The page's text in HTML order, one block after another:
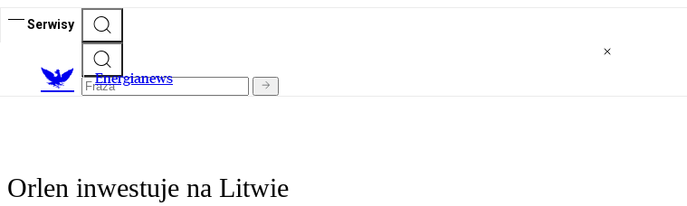
Serwisy
Energianews
Orlen inwestuje na Litwie